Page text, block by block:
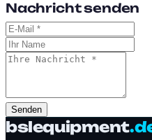
Nachricht senden
Senden
bslequipment